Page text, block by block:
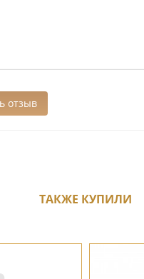
ТАКЖЕ КУПИЛИ